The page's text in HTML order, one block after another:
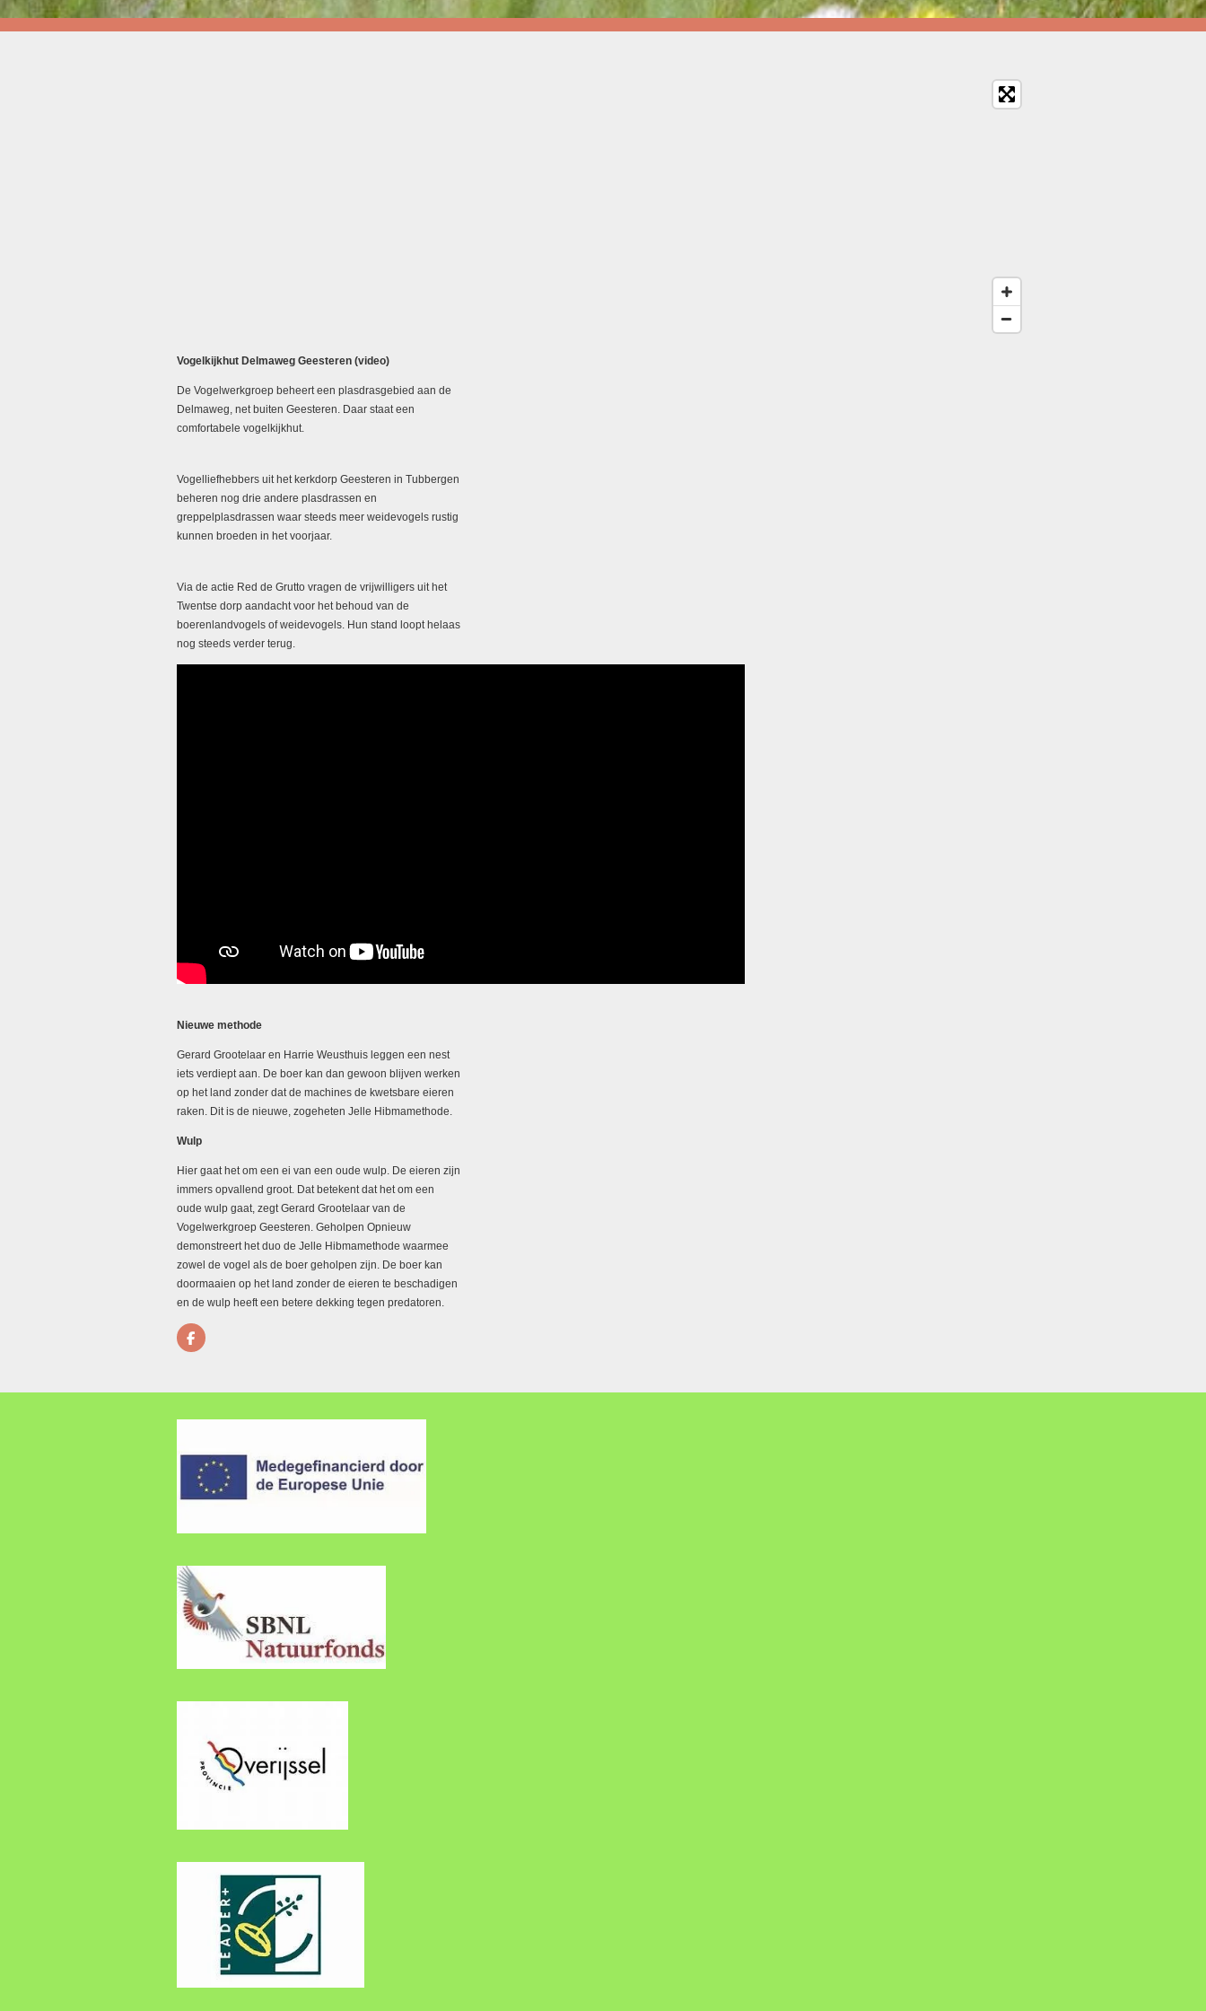
Vogelkijkhut Delmaweg Geesteren (video)
De Vogelwerkgroep beheert een plasdrasgebied aan de
Delmaweg, net buiten Geesteren. Daar staat een
comfortabele vogelkijkhut.
Vogelliefhebbers uit het kerkdorp Geesteren in Tubbergen
beheren nog drie andere plasdrassen en
greppelplasdrassen waar steeds meer weidevogels rustig
kunnen broeden in het voorjaar.
Via de actie Red de Grutto vragen de vrijwilligers uit het
Twentse dorp aandacht voor het behoud van de
boerenlandvogels of weidevogels. Hun stand loopt helaas
nog steeds verder terug.
Nieuwe methode
Gerard Grootelaar en Harrie Weusthuis leggen een nest
iets verdiept aan. De boer kan dan gewoon blijven werken
op het land zonder dat de machines de kwetsbare eieren
raken. Dit is de nieuwe, zogeheten Jelle Hibmamethode.
Wulp
Hier gaat het om een ei van een oude wulp. De eieren zijn
immers opvallend groot. Dat betekent dat het om een
oude wulp gaat, zegt Gerard Grootelaar van de
Vogelwerkgroep Geesteren. Geholpen Opnieuw
demonstreert het duo de Jelle Hibmamethode waarmee
zowel de vogel als de boer geholpen zijn. De boer kan
doormaaien op het land zonder de eieren te beschadigen
en de wulp heeft een betere dekking tegen predatoren.
F
a
b
o